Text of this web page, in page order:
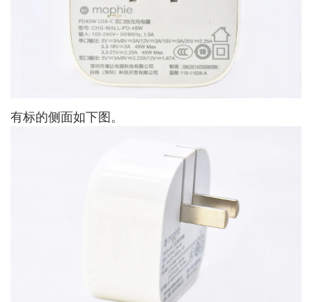
有标的侧面如下图。